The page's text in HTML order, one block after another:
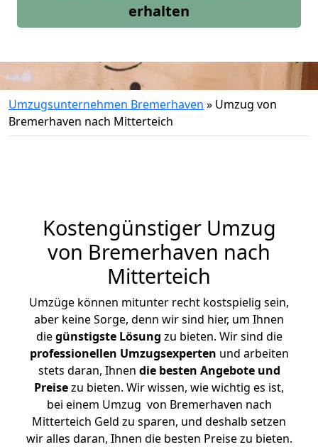
erhalten
Umzugsunternehmen Bremerhaven » Umzug von
Bremerhaven nach Mitterteich
Kostengünstiger Umzug
von Bremerhaven nach
Mitterteich
Umzüge können mitunter recht kostspielig sein,
aber keine Sorge, denn wir sind hier, um Ihnen
diegünstigste Lösung zu bieten. Wir sind die
professionellen Umzugsexperten und arbeiten
stets daran, Ihnen die besten Angebote und
Preisezu bieten. Wir wissen, wie wichtig es ist,
bei einem Umzug von Bremerhaven nach
Mitterteich Geld zu sparen, und deshalb setzen
wir alles daran, Ihnen die besten Preise zu bieten.